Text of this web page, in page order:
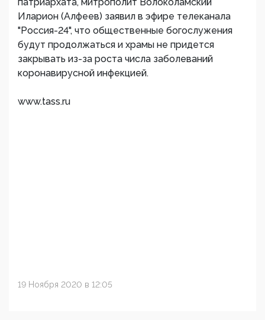
Иларион (Алфеев) заявил в эфире телеканала
"Россия-24", что общественные богослужения
будут продолжаться и храмы не придется
закрывать из-за роста числа заболеваний
коронавирусной инфекцией.
www.tass.ru
19 Ноября 2020 в 12:05